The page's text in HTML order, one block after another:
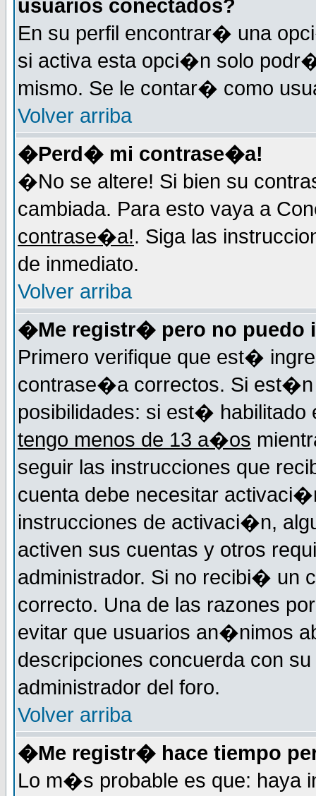
usuarios conectados?
En su perfil encontrar� una
si activa esta opci�n solo
mismo. Se le contar� como
Volver arriba
�Perd� mi contrase�a!
�No se altere! Si bien su
cambiada. Para esto vaya a
contrase�a!. Siga las
de inmediato.
Volver arriba
�Me registr� pero no puedo
Primero verifique que est�
contrase�a correctos. Si est�n
posibilidades: si est�
tengo menos de 13 a�os
seguir las instrucciones que
cuenta debe necesitar
instrucciones de activaci�n,
activen sus cuentas y otros
administrador. Si no recibi� un
correcto. Una de las razones
evitar que usuarios an�nimos
descripciones concuerda con
administrador del foro.
Volver arriba
�Me registr� hace tiempo
Lo m�s probable es que: haya